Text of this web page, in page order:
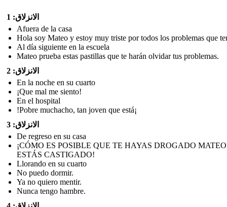
الانزلاق: 1
Afuera de la casa
Hola soy Mateo y estoy muy triste por todos los problemas que
Al día siguiente en la escuela
Mateo prueba estas pastillas que te harán olvidar tus problemas.
الانزلاق: 2
En la noche en su cuarto
¡Que mal me siento!
En el hospital
!Pobre muchacho, tan joven que está¡
الانزلاق: 3
De regreso en su casa
¡CÓMO ES POSIBLE QUE TE HAYAS DROGADO
ESTÁS CASTIGADO!
Llorando en su cuarto
No puedo dormir.
Ya no quiero mentir.
Nunca tengo hambre.